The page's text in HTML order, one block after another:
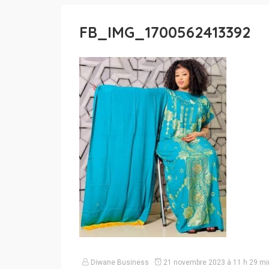
FB_IMG_1700562413392
Diwane Business 21 novembre 2023 à 11 h 29